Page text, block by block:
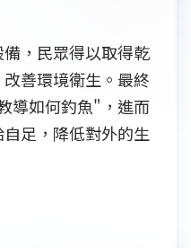
，民眾得以取得乾
善環境衛生。最終
導如何釣魚"，進而
足，降低對外的生